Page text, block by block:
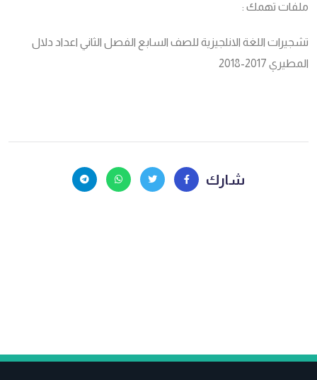
ملفات تهمك :
تشجيرات اللغة الانلجيزية للصف السابع الفصل الثاني اعداد دلال
المطيري 2017-2018
شارك